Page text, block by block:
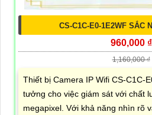
CS-C1C-E0-1E2WF SẮC
960,000 ₫
1,160,000 ₫
Thiết bị Camera IP Wifi CS-C1C-
tưởng cho việc giám sát với chất
megapixel. Với khả năng nhìn rõ